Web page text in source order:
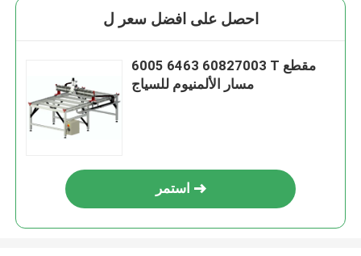
احصل على افضل سعر ل
6005 6463 60827003 T مقطع
مسار الألمنيوم للسياج
استمر